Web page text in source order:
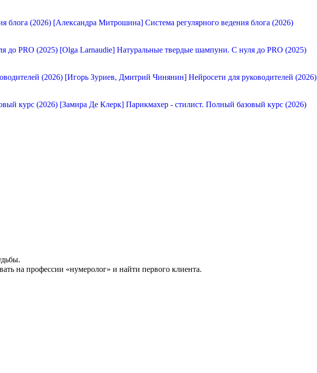
[Александра Митрошина] Система регулярного ведения блога (2026)
[Olga Larnaudie] Натуральные твердые шампуни. С нуля до PRO (2025)
[Игорь Зуриев, Дмитрий Чинянин] Нейросети для руководителей (2026)
[Замира Де Клерк] Парикмахер - стилист. Полный базовый курс (2026)
на профессии «нумеролог» и найти первого клиента.